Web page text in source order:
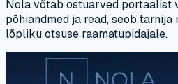
Nola võtab ostuarved portaalist
põhiandmed ja read, seob tarnija
lõpliku otsuse raamatupidajale.